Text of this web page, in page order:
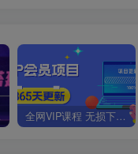
失败者。 全网VIP课程 无损下载~